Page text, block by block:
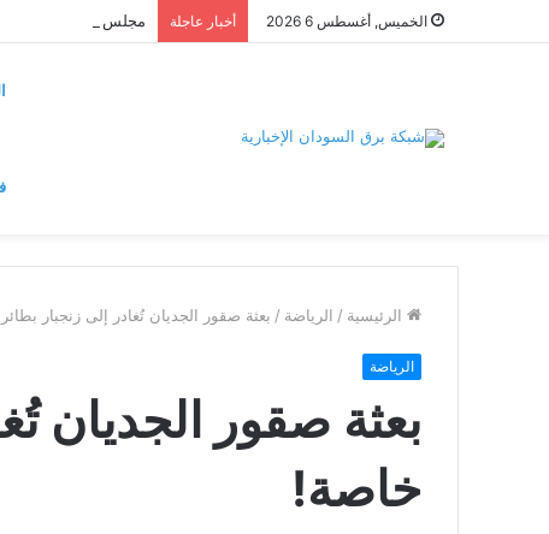
الخميس, أغسطس 6 2026 أخبار عاجلة
الرئيسية / الرياضة / بعثة صقور الجديان تُغادر إلى زنجبار
الرياضة
بعثة صقور الجديان
خاصة!